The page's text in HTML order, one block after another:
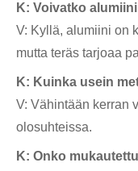
K: Voivatko
V: Kyllä, alumiini on
mutta teräs tarjoaa
K: Kuinka usein
V: Vähintään kerran
olosuhteissa.
K: Onko